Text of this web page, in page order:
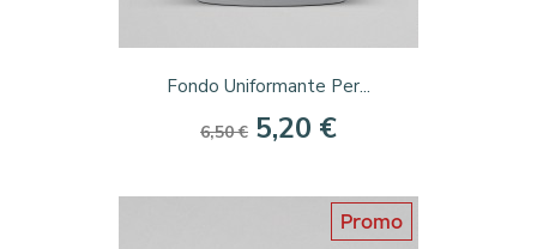
Fondo Uniformante Per...
6,50 € 5,20 €
Promo